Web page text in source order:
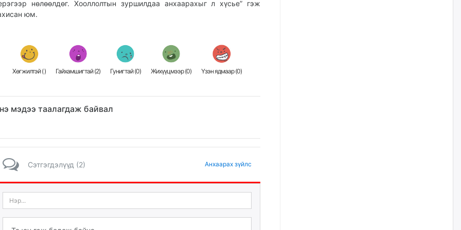
нөлөөлдөг. Хооллолтын зуршилдаа анхаарахыг л хүсье” гэж
юм.
Хөгжилтэй () Гайхамшигтай (2) Гунигтай (0) Жихүүцмээр (0) Үзэн ядмаар (0)
мэдээ таалагдаж байвал
Сэтгэгдэлүүд (2) Анхаарах зүйлс